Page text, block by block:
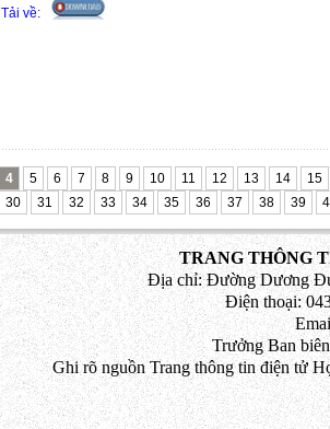
Tải về:
4 5 6 7 8 9 10 11 12 13 14
15
30 31 32 33 34 35 36 37 38 39
TRANG THÔNG
Địa chỉ: Đường Dương
Điện thoại:
Trưởng Ban
Ghi rõ nguồn Trang thông tin điện tử